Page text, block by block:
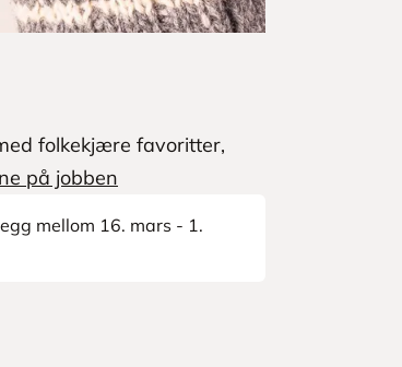
folkekjære favoritter,
på jobben
mellom 16. mars - 1.